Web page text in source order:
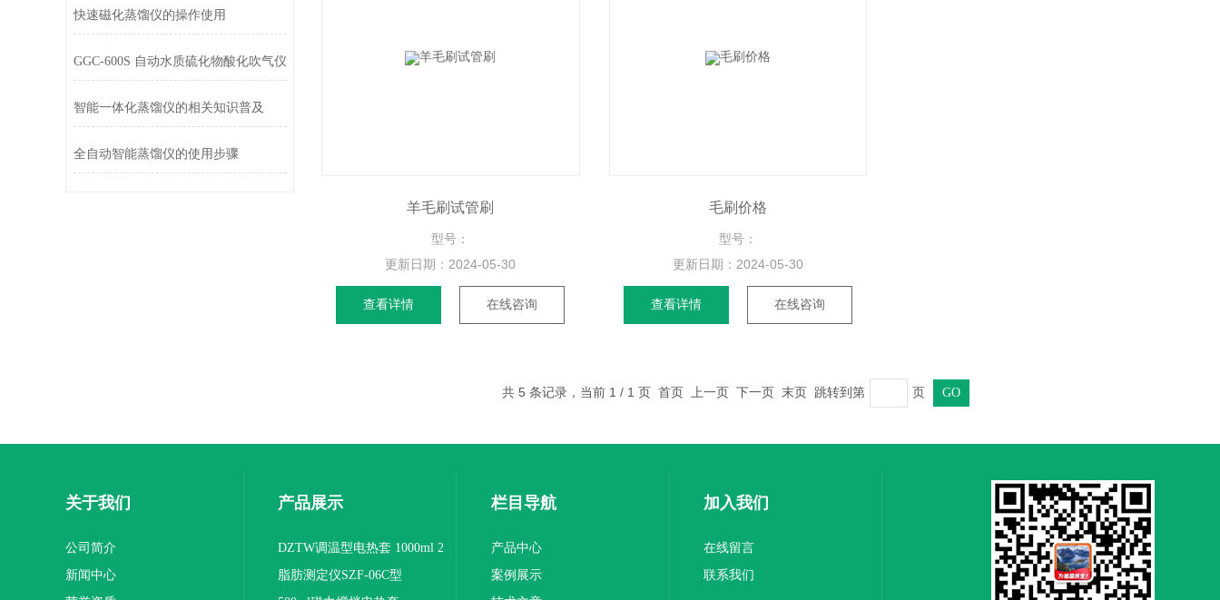
快速磁化蒸馏仪的操作使用
GGC-600S 自动水质硫化物酸化吹气仪
智能一体化蒸馏仪的相关知识普及
全自动智能蒸馏仪的使用步骤
羊毛刷试管刷
型号：
更新日期： 2024-05-30
查看详情 在线咨询
毛刷价格
型号：
更新日期： 2024-05-30
查看详情 在线咨询
共 5 条记录，当前 1 / 1 页 首页 上一页 下一页 末页 跳转到第 页
关于我们
公司简介
新闻中心
产品展示
DZTW调温型电热套 1000ml 2
联
脂肪测定仪SZF-06C型
栏目导航
产品中心
案例展示
加入我们
在线留言
联系我们